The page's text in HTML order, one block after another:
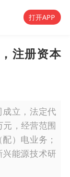
打开APP
注册资本
立，法定代
，经营范围
）电业务；
能源技术研